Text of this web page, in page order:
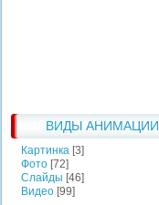
ВИДЫ АНИМАЦИИ
Картинка [3]
Фото [72]
Слайды [46]
Видео [99]